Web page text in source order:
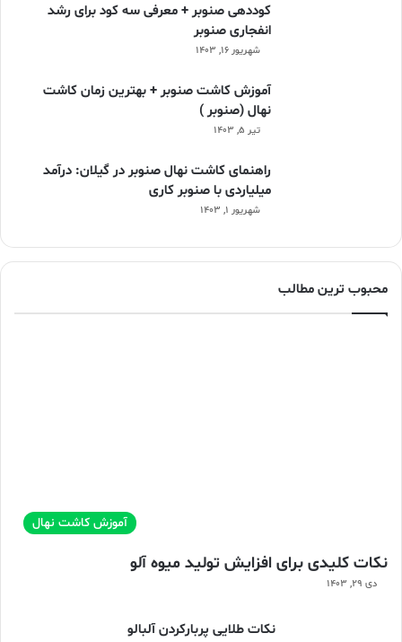
کوددهی صنوبر + معرفی سه کود برای رشد
انفجاری صنوبر
شهریور ۱۶, ۱۴۰۳
آموزش کاشت صنوبر + بهترین زمان کاشت
نهال (صنوبر )
تیر ۵, ۱۴۰۳
راهنمای کاشت نهال صنوبر در گیلان: درآمد
میلیاردی با صنوبر کاری
شهریور ۱, ۱۴۰۳
محبوب ترین مطالب
آموزش کاشت نهال
نکات کلیدی برای افزایش تولید میوه آلو
دی ۲۹, ۱۴۰۳
نکات طلایی پربارکردن آلبالو